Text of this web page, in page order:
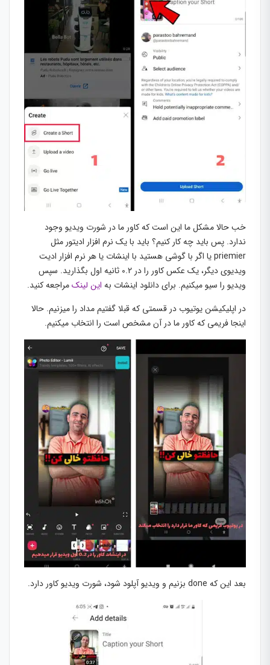
خب حالا مشکل ما این است که کاور ما در شورت ویدیو وجود
ندارد. پس باید چه کار کنیم؟ باید با یک نرم افزار ادیتور مثل
priemier یا اگر با گوشی هستید با اینشات یا هر نرم افزار ادیت
ویدیوی دیگر، یک عکس کاور را در 0.2 ثانیه اول بگذارید. سپس
ویدیو را سیو میکنیم. برای دانلود اینشات به این لینکمراجعه کنید.
در اپلیکیشن یوتیوب در قسمتی که قبلا گفتیم مداد را میزنیم. حالا
اینجا فریمی که کاور ما در آن مشخص است را انتخاب میکنیم.
بعد این که done بزنیم و ویدیو آپلود شود، شورت ویدیو کاور دارد.